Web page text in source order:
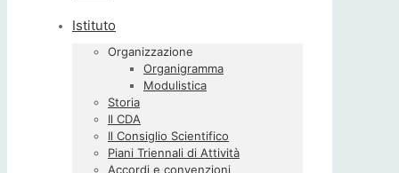
Istituto
Organizzazione
Organigramma
Modulistica
Storia
Il CDA
Il Consiglio Scientifico
Piani Triennali di Attività
Accordi e convenzioni